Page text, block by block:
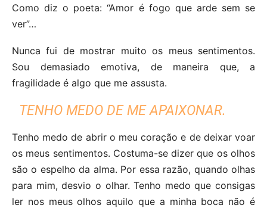
Como diz o poeta: “Amor é fogo que arde sem se
ver”…
Nunca fui de mostrar muito os meus sentimentos.
Sou demasiado emotiva, de maneira que, a
fragilidade é algo que me assusta.
TENHO MEDO DE ME APAIXONAR.
Tenho medo de abrir o meu coração e de deixar voar
os meus sentimentos. Costuma-se dizer que os olhos
são o espelho da alma. Por essa razão, quando olhas
para mim, desvio o olhar. Tenho medo que consigas
ler nos meus olhos aquilo que a minha boca não é